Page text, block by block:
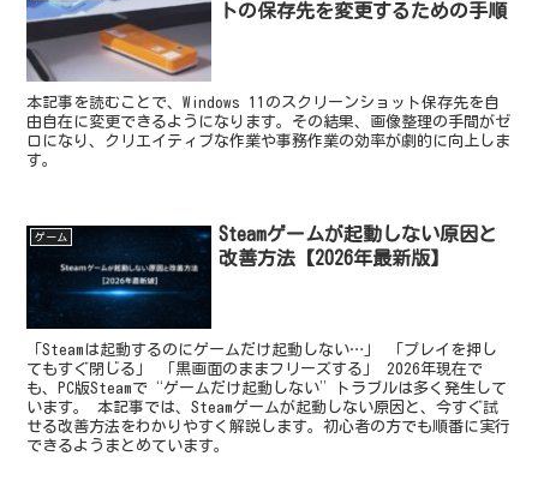
トの保存先を変更するための手順
本記事を読むことで、Windows 11のスクリーンショット保存先を自
由自在に変更できるようになります。その結果、画像整理の手間がゼ
ロになり、クリエイティブな作業や事務作業の効率が劇的に向上しま
す。
ゲーム
Steamゲームが起動しない原因と
改善方法【2026年最新版】
「Steamは起動するのにゲームだけ起動しない…」 「プレイを押し
てもすぐ閉じる」 「黒画面のままフリーズする」 2026年現在で
も、PC版Steamで“ゲームだけ起動しない”トラブルは多く発生して
います。 本記事では、Steamゲームが起動しない原因と、今すぐ試
せる改善方法をわかりやすく解説します。初心者の方でも順番に実行
できるようまとめています。